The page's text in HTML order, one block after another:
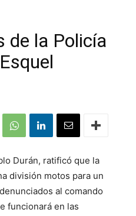
de la Policía
Durán, ratificó que la
división motos para un
al comando
funcionará en las